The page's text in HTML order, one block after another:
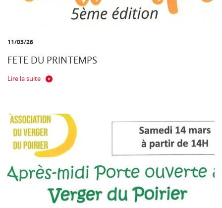
11/03/26
FETE DU PRINTEMPS
Lire la suite